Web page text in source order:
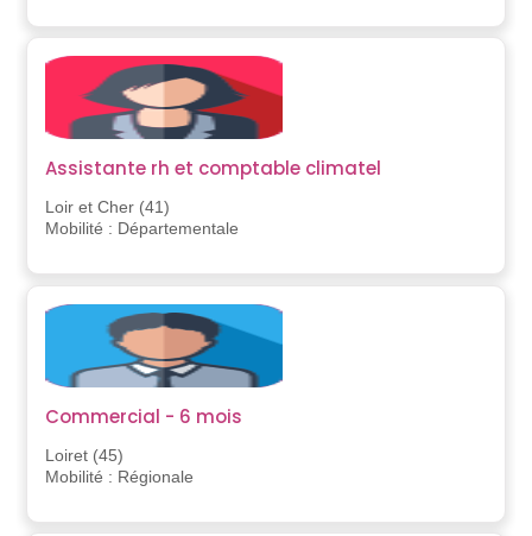
Assistante rh et comptable climatel
Loir et Cher (41)
Mobilité : Départementale
Commercial - 6 mois
Loiret (45)
Mobilité : Régionale